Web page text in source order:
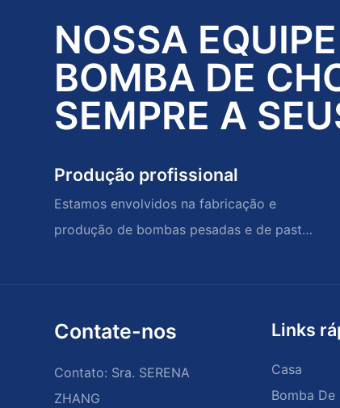
NOSSA
BOMBA DE
SEMPRE A
Produção profissional
Estamos envolvidos na fabricação e
produção de bombas pesadas e de pasta
Contate-nos
Contato: Sra. SERENA
ZHANG
Links
Casa
Bomba De